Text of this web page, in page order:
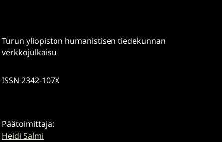
Turun yliopiston humanistisen tiedekunnan
verkkojulkaisu
ISSN 2342-107X
Päätoimittaja:
Heidi Salmi